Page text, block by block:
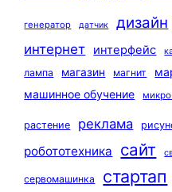
генератор датчик дизайн
интернет интерфейс
лампа
магазин магнит
машинное обучение
растение реклама
робототехника сайт
сервомашинка стартап